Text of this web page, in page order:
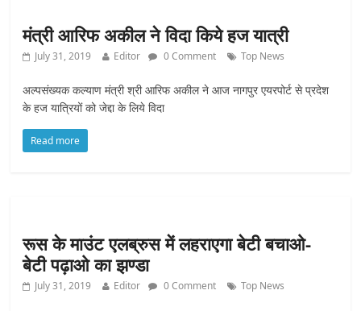
मंत्री आरिफ अकील ने विदा किये हज यात्री
July 31, 2019 Editor 0 Comment Top News
अल्पसंख्यक कल्याण मंत्री श्री आरिफ अकील ने आज नागपुर एयरपोर्ट से प्रदेश
के हज यात्रियों को जेद्दा के लिये विदा
Read more
रूस के माउंट एलब्रुस में लहराएगा बेटी बचाओ-
बेटी पढ़ाओ का झण्डा
July 31, 2019 Editor 0 Comment Top News